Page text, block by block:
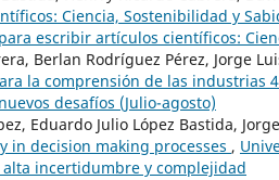
Ciencia, Sostenibilidad y
escribir artículos científicos:
Berlan Rodríguez Pérez, Jorge
la comprensión de las industrias
desafíos (Julio-agosto)
Eduardo Julio López Bastida,
in decision making processes ,
incertidumbre y complejidad